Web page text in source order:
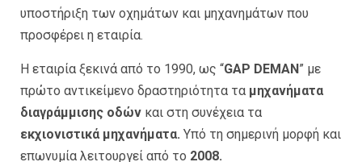
υποστήριξη των οχημάτων και μηχανημάτων που
προσφέρει η εταιρία.
Η εταιρία ξεκινά από το 1990, ως “GAP DEMAN” με
πρώτο αντικείμενο δραστηριότητα τα μηχανήματα
διαγράμμισης οδών και στη συνέχεια τα
εκχιονιστικά μηχανήματα. Υπό τη σημερινή μορφή και
επωνυμία λειτουργεί από το 2008.